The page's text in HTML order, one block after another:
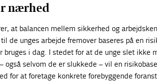
nærhed
at balancen mellem sikkerhed og
de unges arbejde fremover baseres på en
bruges i dag. I stedet for at de unge slet ikke
også selvom de er slukkede – vil en
for at foretage konkrete forebyggende